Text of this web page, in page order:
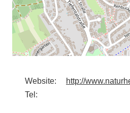
Website:
http://
Tel: